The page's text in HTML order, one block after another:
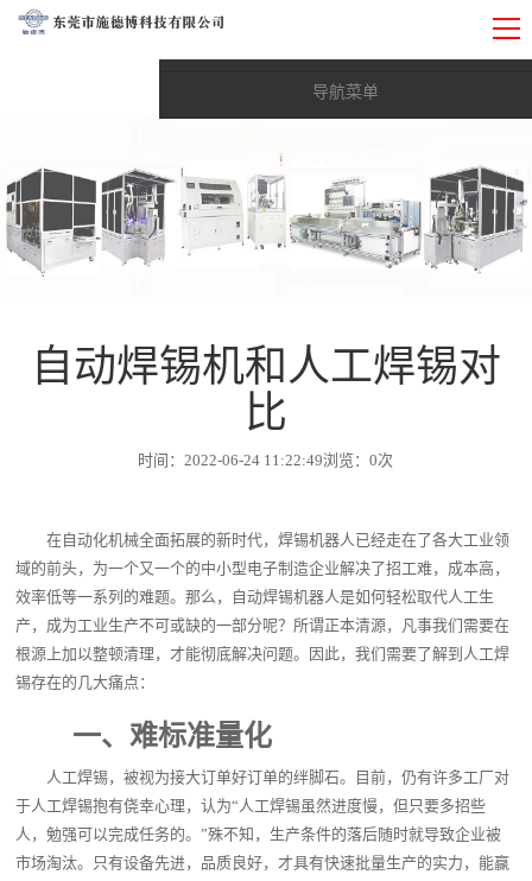
导航菜单
Toggle submenu (综合实力)
综合实力
Toggle submenu (产品与技术)
产品与技术
Toggle submenu (新闻资讯)
新闻资讯
战略合作伙伴
自动焊锡机和人工焊锡对
比
时间：2022-06-24 11:22:49浏览：0次
在自动化机械全面拓展的新时代，焊锡机器人已经走在了各大工业领
域的前头，为一个又一个的中小型电子制造企业解决了招工难，成本高，
效率低等一系列的难题。那么，自动焊锡机器人是如何轻松取代人工生
产，成为工业生产不可或缺的一部分呢？所谓正本清源，凡事我们需要在
根源上加以整顿清理，才能彻底解决问题。因此，我们需要了解到人工焊
锡存在的几大痛点：
一、难标准量化
人工焊锡，被视为接大订单好订单的绊脚石。目前，仍有许多工厂对
于人工焊锡抱有侥幸心理，认为“人工焊锡虽然进度慢，但只要多招些
人，勉强可以完成任务的。”殊不知，生产条件的落后随时就导致企业被
市场淘汰。只有设备先进，品质良好，才具有快速批量生产的实力，能赢